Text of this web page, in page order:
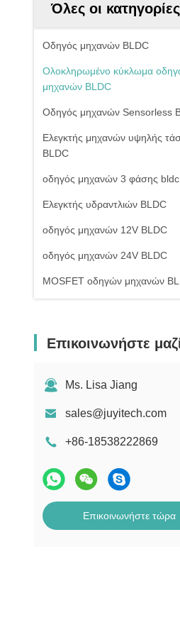
Όλες οι κατηγορίες
Οδηγός μηχανών BLDC
Ολοκληρωμένο κύκλωμα
μηχανών BLDC
Οδηγός μηχανών Sensorless
Ελεγκτής μηχανών υψηλής
BLDC
οδηγός μηχανών 3 φάσης bldc
Ελεγκτής υδραντλιών BLDC
οδηγός μηχανών 12V BLDC
οδηγός μηχανών 24V BLDC
MOSFET οδηγών μηχανών
Επικοινωνήστε
Ms. Lisa Jiang
sales@juyitech.com
+86-18538222869
Επικοινωνήστε τώρα